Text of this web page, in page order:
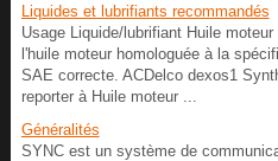
Liquides et lubrifiants recommandés
Usage Liquide/lubrifiant Huile
l'huile moteur homologuée à la
SAE correcte. ACDelco dexos1
reporter à Huile moteur ...
Généralités
SYNC est un système de